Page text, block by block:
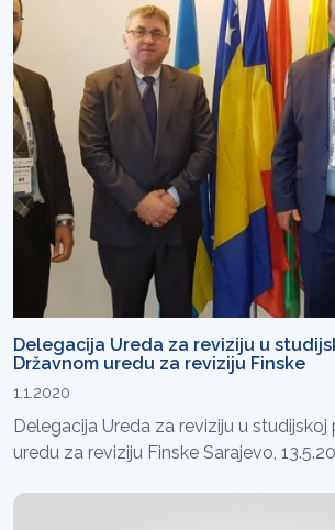
Delegacija Ureda za reviziju u
Državnom uredu za reviziju Finske
1.1.2020
Delegacija Ureda za reviziju u
uredu za reviziju Finske Sarajevo,